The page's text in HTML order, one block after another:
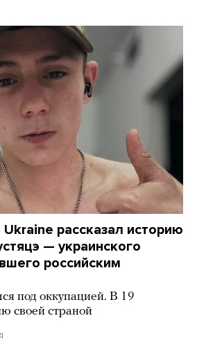
рассказал историю
— украинского
российским
под оккупацией. В 19
своей страной